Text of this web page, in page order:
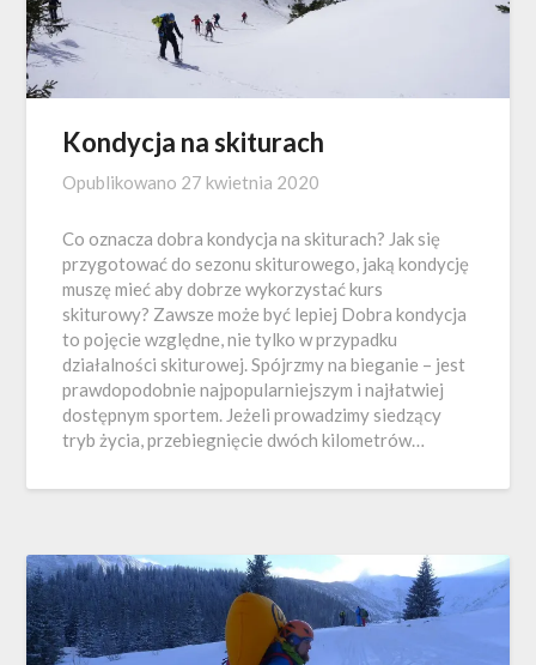
Kondycja na skiturach
Opublikowano 27 kwietnia 2020
Co oznacza dobra kondycja na skiturach? Jak się
przygotować do sezonu skiturowego, jaką kondycję
muszę mieć aby dobrze wykorzystać kurs
skiturowy? Zawsze może być lepiej Dobra kondycja
to pojęcie względne, nie tylko w przypadku
działalności skiturowej. Spójrzmy na bieganie – jest
prawdopodobnie najpopularniejszym i najłatwiej
dostępnym sportem. Jeżeli prowadzimy siedzący
tryb życia, przebiegnięcie dwóch kilometrów…